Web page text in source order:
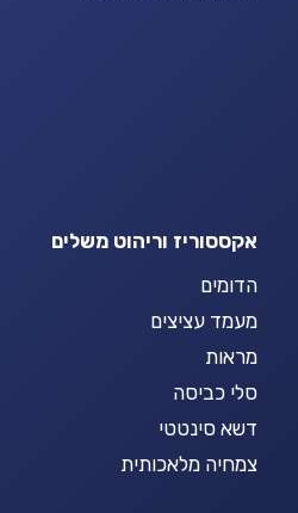
אקססוריז וריהוט משלים
הדומים
מעמד עציצים
מראות
סלי כביסה
דשא סינטטי
צמחיה מלאכותית